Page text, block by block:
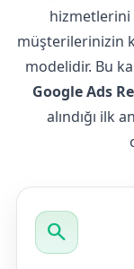
hizmetlerini
müşterilerinizin
modelidir. Bu
Google Ads
alındığı ilk
search